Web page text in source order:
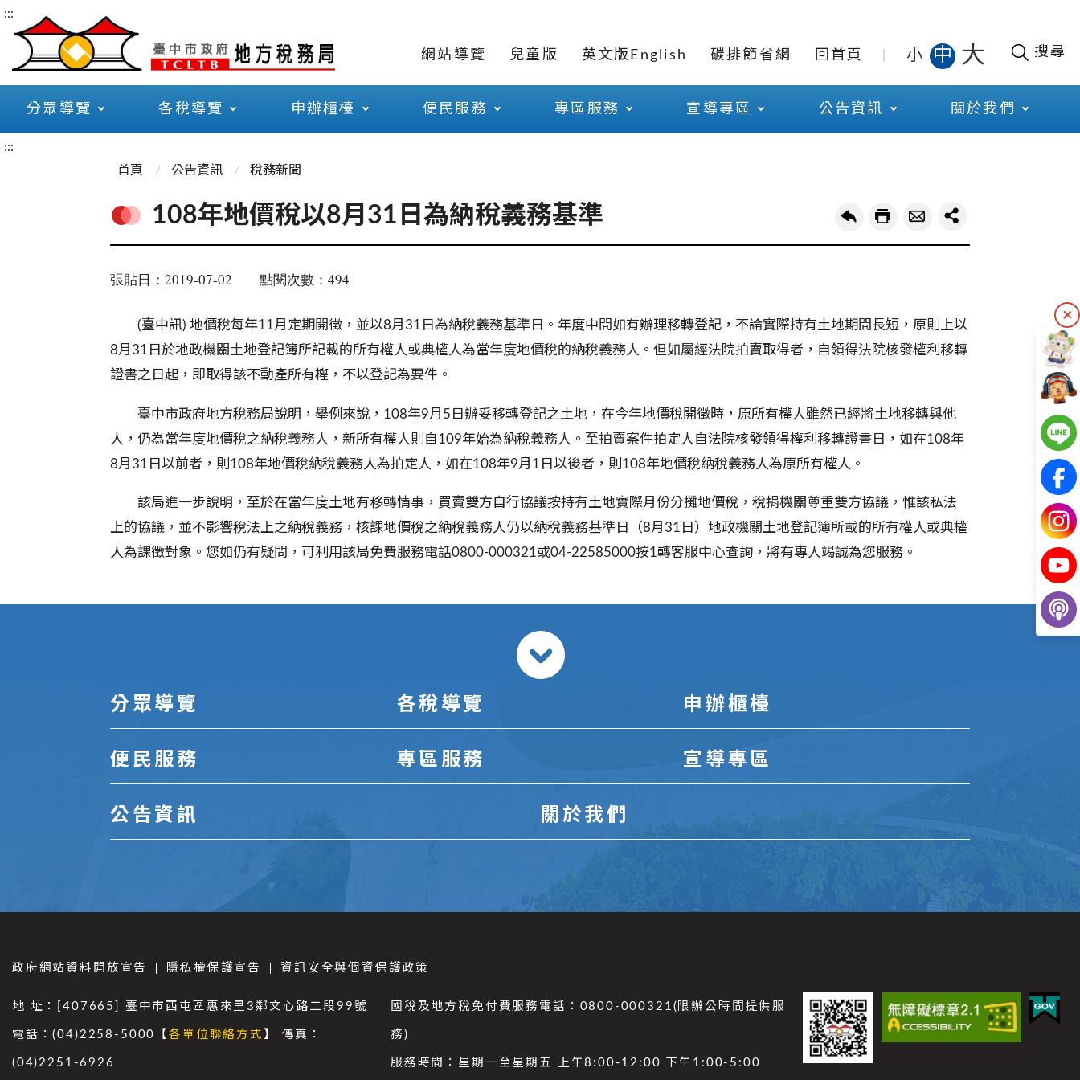
:::
網站導覽 兒童版 英文版English 碳排節省網 回首頁 小 中 大 搜尋
分眾導覽 各稅導覽 申辦櫃檯 便民服務 專區服務 宣導專區 公告資訊 關於我們
:::
首頁
公告資訊 稅務新聞
108年地價稅以8月31日為納稅義務基準
張貼日：2019-07-02 點閱次數：494
(臺中訊) 地價稅每年11月定期開徵，並以8月 31 日為納稅義務基準日。年度中間如有辦理移轉登記，不論實際持有土地期間長短，原則上以
8月 31 日於地政機關土地登記簿所記載的所有權人或典權人為當年度地價稅的納稅義務人。但如屬經法院拍賣取得者，自領得法院核發權利移轉
證書之日起，即取得該不動產所有權，不以登記為要件。
臺中市政府地方稅務局說明，舉例來說， 108年9月 5 日辦妥移轉登記之土地，在今年地價稅開徵時，原所有權人雖然已經將土地移轉與他
人，仍為當年度地價稅之納稅義務人，新所有權人則自 109年始為納稅義務人。至拍賣案件拍定人自法院核發領得權利移轉證書日，如在108年
8月 31 日以前者，則 108年地價稅納稅義務人為拍定人，如在108年9月 1 日以後者，則 108年地價稅納稅義務人為原所有權人。
該局進一步說明，至於在當年度土地有移轉情事，買賣雙方自行協議按持有土地實際月份分攤地價稅，稅捐機關尊重雙方協議，惟該私法
上的協議，並不影響稅法上之納稅義務，核課地價稅之納稅義務人仍以納稅義務基準日（8月 31 日）地政機關土地登記簿所載的所有權人或典權
人為課徵對象。您如仍有疑問，可利用該局免費服務電話0800-000321或04-22585000按1轉客服中心查詢，將有專人竭誠為您服務。
分眾導覽 各稅導覽 申辦櫃檯
便民服務 專區服務 宣導專區
公告資訊 關於我們
政府網站資料開放宣告 隱私權保護宣告 資訊安全與個資保護政策
地 址：[407665] 臺中市西屯區惠來里3鄰文心路二段99號
電話：(04)2258-5000【各單位聯絡方式 】 傳真：
(04)2251-6926
國稅及地方稅免付費服務電話：0800-000321(限辦公時間提供服
務)
服務時間：星期一至星期五 上午8:00-12:00 下午1:00-5:00